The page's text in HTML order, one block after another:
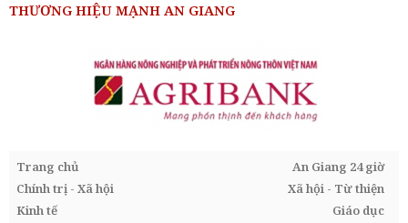
THƯƠNG HIỆU MẠNH AN GIANG
Trang chủ
An Giang 24 giờ
Chính trị - Xã hội
Xã hội - Từ thiện
Kinh tế
Giáo dục